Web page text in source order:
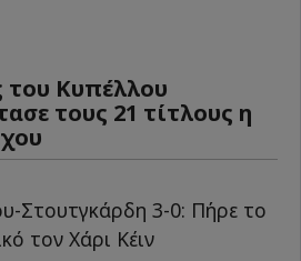
του Κυπέλλου
τους 21 τίτλους η